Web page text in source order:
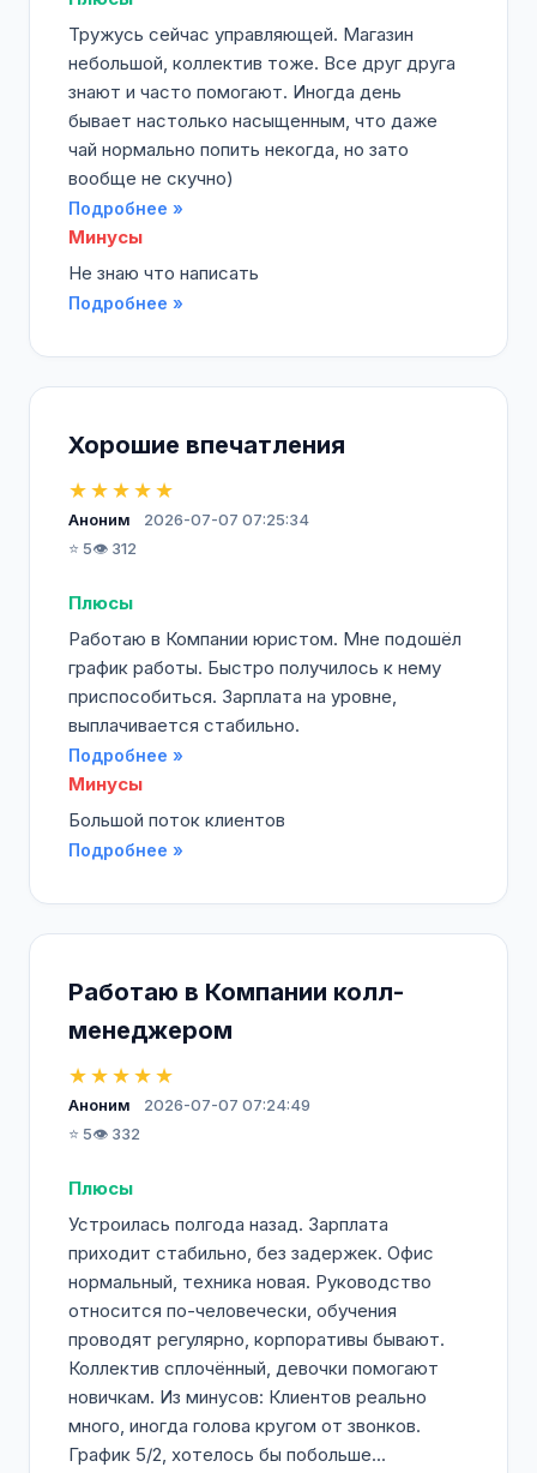
Тружусь сейчас управляющей. Магазин
небольшой, коллектив тоже. Все друг друга
знают и часто помогают. Иногда день
бывает настолько насыщенным, что даже
чай нормально попить некогда, но зато
вообще не скучно)
Подробнее »
Минусы
Не знаю что написать
Подробнее »
Хорошие впечатления
★★★★★
Аноним
2026-07-07 07:25:34
⭐ 5👁️ 312
Плюсы
Работаю в Компании юристом. Мне подошёл
график работы. Быстро получилось к нему
приспособиться. Зарплата на уровне,
выплачивается стабильно.
Подробнее »
Минусы
Большой поток клиентов
Подробнее »
Работаю в Компании колл-
менеджером
★★★★★
Аноним
2026-07-07 07:24:49
⭐ 5👁️ 332
Плюсы
Устроилась полгода назад. Зарплата
приходит стабильно, без задержек. Офис
нормальный, техника новая. Руководство
относится по-человечески, обучения
проводят регулярно, корпоративы бывают.
Коллектив сплочённый, девочки помогают
новичкам. Из минусов: Клиентов реально
много, иногда голова кругом от звонков.
График 5/2, хотелось бы побольше...